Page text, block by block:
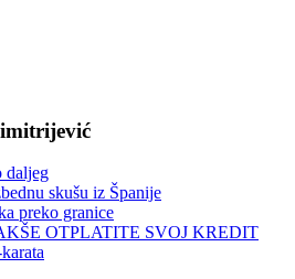
daljeg
skušu iz Španije
preko granice
OTPLATITE SVOJ KREDIT